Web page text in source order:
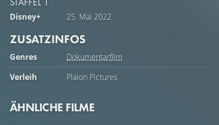
auf alle Angehörigen der Streitkräfte, die an vorderster
Front kämpfen, auswirken.
Disney+ 25. Mai 2022
ZUSATZINFOS
Genres
Dokumentarfilm
Verleih
Plaion Pictures
ÄHNLICHE FILME